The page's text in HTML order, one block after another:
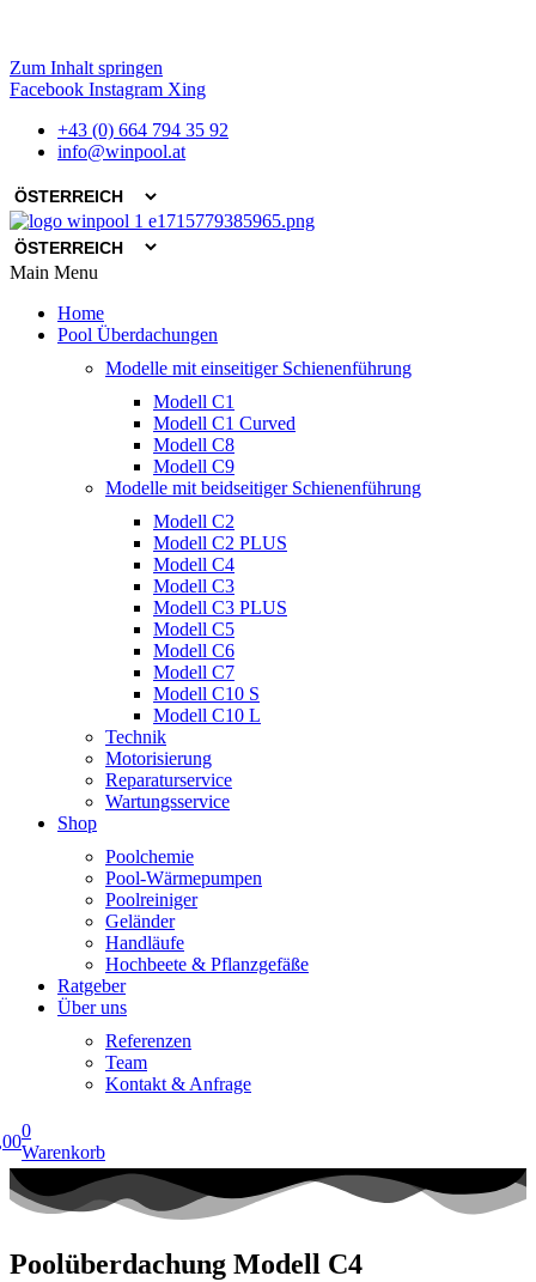
Zum Inhalt springen
Facebook Instagram Xing
+43 (0) 664 794 35 92
info@winpool.at
Main Menu
Home
Pool Überdachungen
Modelle mit einseitiger Schienenführung
Modell C1
Modell C1 Curved
Modell C8
Modell C9
Modelle mit beidseitiger Schienenführung
Modell C2
Modell C2 PLUS
Modell C4
Modell C3
Modell C3 PLUS
Modell C5
Modell C6
Modell C7
Modell C10 S
Modell C10 L
Technik
Motorisierung
Reparaturservice
Wartungsservice
Shop
Poolchemie
Pool-Wärmepumpen
Poolreiniger
Geländer
Handläufe
Hochbeete & Pflanzgefäße
Ratgeber
Über uns
Referenzen
Team
Kontakt & Anfrage
0
Warenkorb
Poolüberdachung Modell C4